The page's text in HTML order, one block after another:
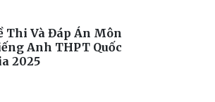
Thi Và Đáp Án Môn
Anh THPT Quốc
2025